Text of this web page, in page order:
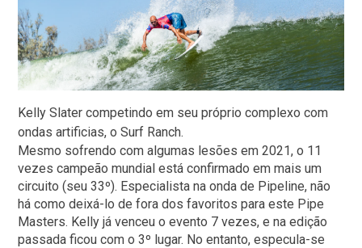
Kelly Slater competindo em seu próprio complexo com
ondas artificias, o Surf Ranch.
Mesmo sofrendo com algumas lesões em 2021, o 11
vezes campeão mundial está confirmado em mais um
circuito (seu 33º). Especialista na onda de Pipeline, não
há como deixá-lo de fora dos favoritos para este Pipe
Masters. Kelly já venceu o evento 7 vezes, e na edição
passada ficou com o 3º lugar. No entanto, especula-se